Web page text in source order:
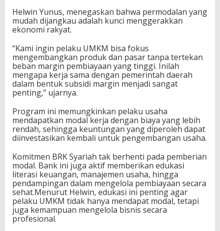
Helwin Yunus, menegaskan bahwa permodalan yang
mudah dijangkau adalah kunci menggerakkan
ekonomi rakyat.
“Kami ingin pelaku UMKM bisa fokus
mengembangkan produk dan pasar tanpa tertekan
beban margin pembiayaan yang tinggi. Inilah
mengapa kerja sama dengan pemerintah daerah
dalam bentuk subsidi margin menjadi sangat
penting,” ujarnya.
Program ini memungkinkan pelaku usaha
mendapatkan modal kerja dengan biaya yang lebih
rendah, sehingga keuntungan yang diperoleh dapat
diinvestasikan kembali untuk pengembangan usaha.
Komitmen BRK Syariah tak berhenti pada pemberian
modal. Bank ini juga aktif memberikan edukasi
literasi keuangan, manajemen usaha, hingga
pendampingan dalam mengelola pembiayaan secara
sehat.Menurut Helwin, edukasi ini penting agar
pelaku UMKM tidak hanya mendapat modal, tetapi
juga kemampuan mengelola bisnis secara
profesional.